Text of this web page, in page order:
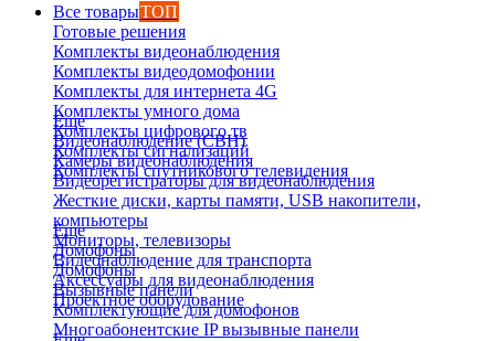
Все товарыТОП
Готовые решения
Комплекты видеонаблюдения
Комплекты видеодомофонии
Комплекты для интернета 4G
Комплекты умного дома
Комплекты цифрового тв
Комплекты сигнализаций
Комплекты спутникового телевидения
Еще
Видеонаблюдение (СВН)
Камеры видеонаблюдения
Видеорегистраторы для видеонаблюдения
Жесткие диски, карты памяти, USB накопители,
компьютеры
Мониторы, телевизоры
Видеонаблюдение для транспорта
Аксессуары для видеонаблюдения
Проектное оборудование
Еще
Домофоны
Домофоны
Вызывные панели
Комплектующие для домофонов
Многоабонентские IP вызывные панели